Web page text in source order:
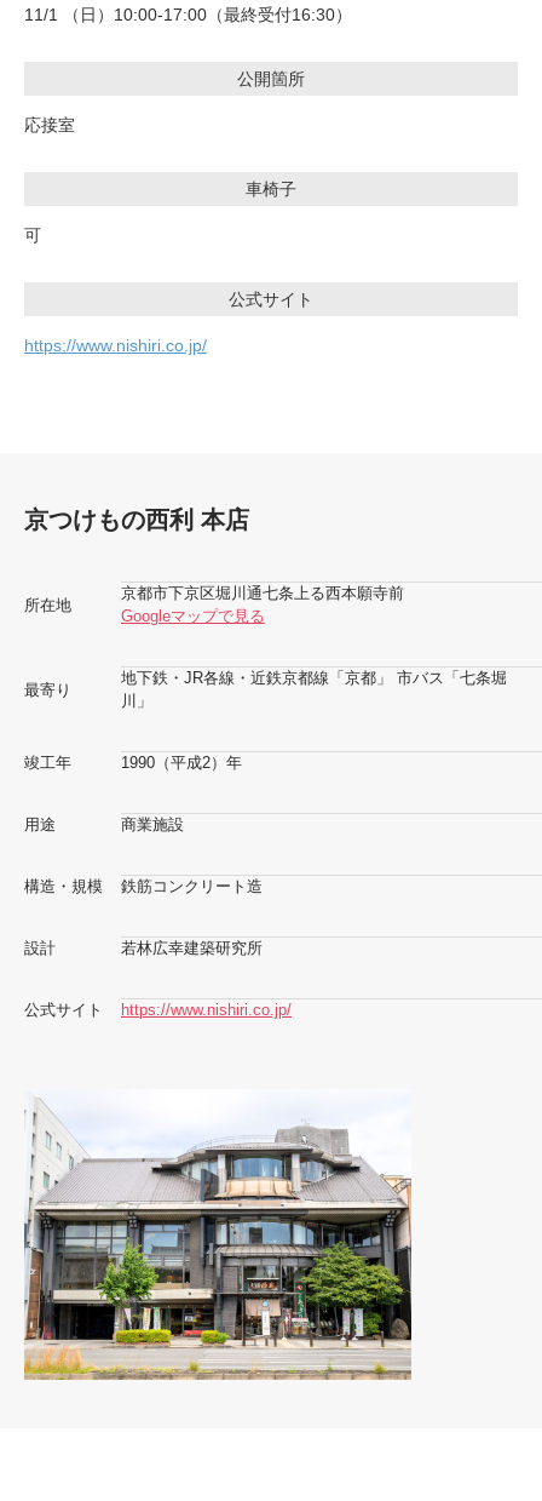
11/1 （日）10:00-17:00（最終受付16:30）
公開箇所
応接室
車椅子
可
公式サイト
https://www.nishiri.co.jp/
京つけもの西利 本店
所在地
京都市下京区堀川通七条上る西本願寺前
Googleマップで見る
最寄り
地下鉄・JR各線・近鉄京都線「京都」 市バス「七条堀
川」
竣工年 1990（平成2）年
用途 商業施設
構造・規模 鉄筋コンクリート造
設計 若林広幸建築研究所
公式サイト https://www.nishiri.co.jp/